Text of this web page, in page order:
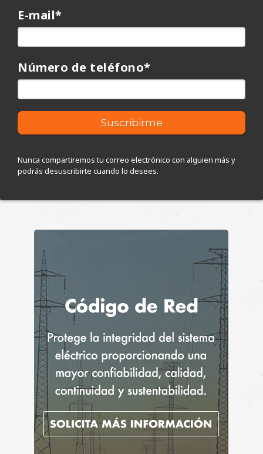
E-mail*
Número de teléfono*
Nunca compartiremos tu correo electrónico con alguien más y
podrás desuscribirte cuando lo desees.